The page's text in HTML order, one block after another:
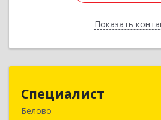
ПоказатьНазад
Специалист
Белово
Кемеровская обл, Белово